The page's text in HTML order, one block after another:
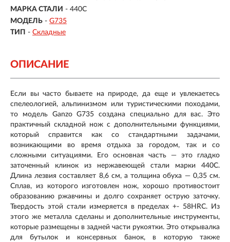
МАРКА СТАЛИ - 440С
МОДЕЛЬ - G735
ТИП - Складные
ОПИСАНИЕ
Если вы часто бываете на природе, да еще и увлекаетесь
спелеологией, альпинизмом или туристическими походами,
то модель Ganzo G735 создана специально для вас. Это
практичный складной нож с дополнительными функциями,
который справится как со стандартными задачами,
возникающими во время отдыха за городом, так и со
сложными ситуациями. Его основная часть — это гладко
заточенный клинок из нержавеющей стали марки 440С.
Длина лезвия составляет 8,6 см, а толщина обуха — 0,35 см.
Сплав, из которого изготовлен нож, хорошо противостоит
образованию ржавчины и долго сохраняет острую заточку.
Твердость этой стали измеряется в пределах +- 58HRC. Из
этого же металла сделаны и дополнительные инструменты,
которые размещены в задней части рукоятки. Это открывалка
для бутылок и консервных банок, в которую также